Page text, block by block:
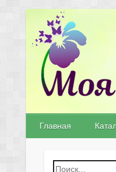
Главная